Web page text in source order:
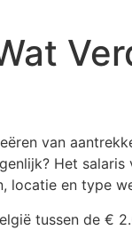
van
Het
locatie en type
tussen de €